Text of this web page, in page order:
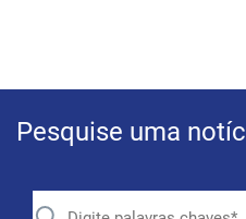
Pesquise uma